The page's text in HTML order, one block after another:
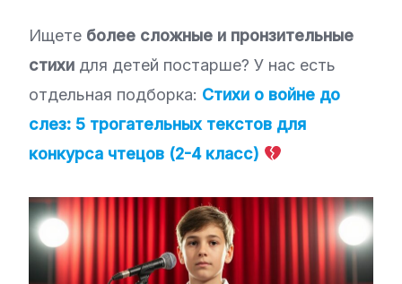
Ищете более сложные и пронзительные
стихи для детей постарше? У нас есть
отдельная подборка: Стихи о войне до
слез: 5 трогательных текстов для
конкурса чтецов (2-4 класс)